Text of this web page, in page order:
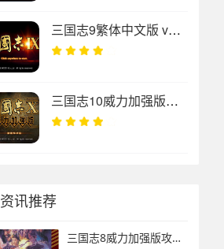
三国志9繁体中文版 v1.0.0
三国志10威力加强版中文版 v1.3.0.0绿色版
资讯推荐
三国志8威力加强版攻略秘籍：三国志8威力加强版结婚攻略(怎么结婚)